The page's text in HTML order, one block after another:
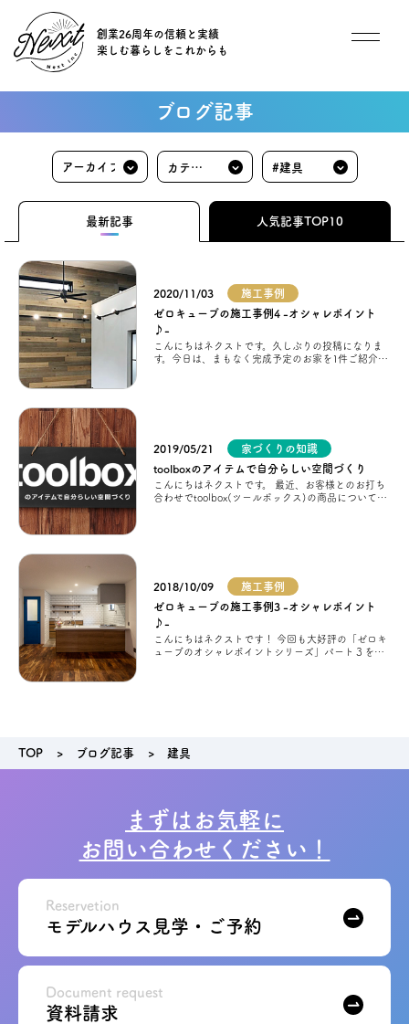
創業26周年の信頼と実績
楽しむ暮らしをこれからも
住宅商品
イベント
オーナー様インタビュー
ごあいさつ
チーム紹介
アクセス
ブログ
会社案内
キャンペーン
SDGs
お問い合わせ
会員登録
資料請求
オンライン無料相談
ブログ記事
カテゴ
リ
#建具
最新記事 人気記事TOP10
2020/11/03
施工事例
ゼロキューブの施工事例4 -オシャレポイント
♪-
こんにちはネクストです。久しぶりの投稿になりま
す。今日は、まもなく完成予定のお家を1件ご紹介さ
2019/05/21
家づくりの知識
toolboxのアイテムで自分らしい空間づくり
こんにちはネクストです。 最近、お客様とのお打ち
合わせでtoolbox(ツールボックス)の商品についての
2018/10/09
施工事例
ゼロキューブの施工事例3 -オシャレポイント
♪-
こんにちはネクストです！ 今回も大好評の「ゼロキ
ューブのオシャレポイントシリーズ」パート３をお
TOP ブログ記事 建具
まずはお気軽に
お問い合わせください！
モデルハウス見学・ご予約
Reservetion
資料請求
Document request